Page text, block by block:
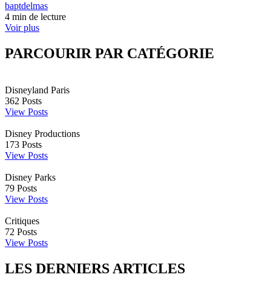
baptdelmas
4 min de lecture
Voir plus
PARCOURIR PAR CATÉGORIE
Disneyland Paris
362 Posts
View Posts
Disney Productions
173 Posts
View Posts
Disney Parks
79 Posts
View Posts
Critiques
72 Posts
View Posts
LES DERNIERS ARTICLES